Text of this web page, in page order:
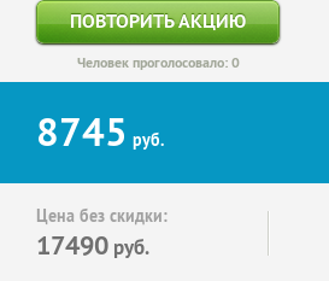
ПОВТОРИТЬ АКЦИЮ
Человек проголосовало: 0
8745 руб.
Цена без скидки:
17490 руб.